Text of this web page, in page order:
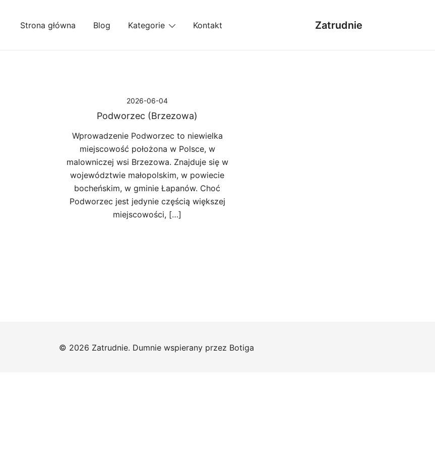
Strona główna Blog Kategorie Kontakt Zatrudnie
2026-06-04
Podworzec (Brzezowa)
Wprowadzenie Podworzec to niewielka
miejscowość położona w Polsce, w
malowniczej wsi Brzezowa. Znajduje się w
województwie małopolskim, w powiecie
bocheńskim, w gminie Łapanów. Choć
Podworzec jest jedynie częścią większej
miejscowości, […]
© 2026 Zatrudnie. Dumnie wspierany przez Botiga